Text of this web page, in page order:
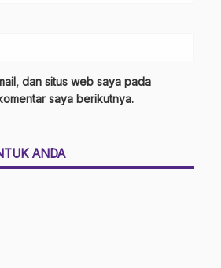
dan situs web saya pada
saya berikutnya.
ANDA